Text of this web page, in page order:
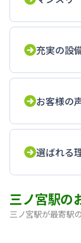
充実の設
お客様の
選ばれる
三ノ宮駅の
三ノ宮駅が最寄駅